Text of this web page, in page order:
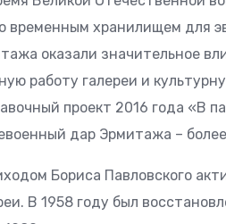
временным хранилищем для
оказали значительное
работу галереи и
проект 2016 года «В
дар Эрмитажа –
Бориса Павловского
В 1958 году был